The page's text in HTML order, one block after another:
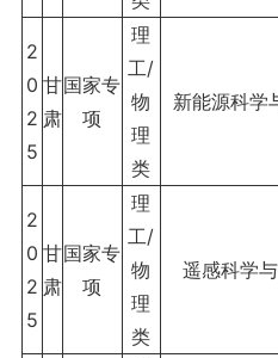
2
0
2
5
甘
肃
国家专
项
理
工/
物
理
类
新能源科学
2
0
2
5
甘
肃
国家专
项
理
工/
物
理
类
遥感科学